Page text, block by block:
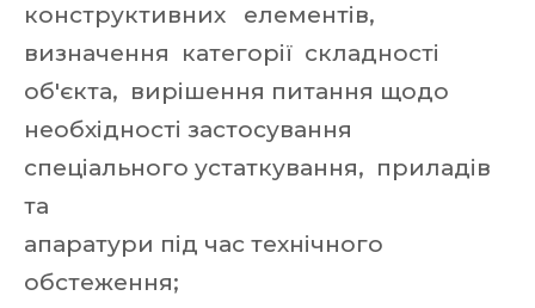
конструктивних елементів,
визначення категорії складності
об'єкта, вирішення питання щодо
необхідності застосування
спеціального устаткування, приладів
та
апаратури під час технічного
обстеження;